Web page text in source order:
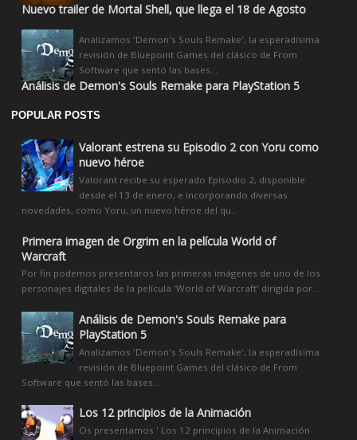
Nuevo trailer de Mortal Shell, que llega el 18 de Agosto
Análisis de Demon's Souls Remake para PlayStation 5
Analizamos 'Demon's Souls Remake', la esperadísima
revisión de Bluepoint Games del clásico de From
Software que sentó las bases...
POPULAR POSTS
Valorant estrena su Episodio 2 con Yoru como
nuevo héroe
Valorant recibe su esperado Episodio 2, disponible
desde el 13 de enero, e incorporando diversas
novedades, como Yoru, un nuevo héroe del qu...
Primera imagen de Orgrim en la película World of
Warcraft
Por fin podemos presentaros las primeras imágenes de uno de los
personajes digitales de la película 'World of Warcraft' dirigida por...
Análisis de Demon's Souls Remake para
PlayStation 5
Analizamos 'Demon's Souls Remake', la esperadísima
revisión de Bluepoint Games del clásico de From
Software que sentó las bases...
Los 12 principios de la Animación
Os presentamos ' Los 12 principios de la Animación